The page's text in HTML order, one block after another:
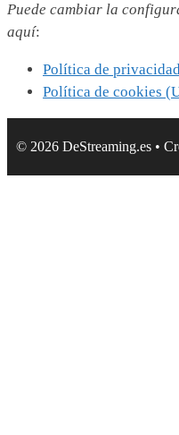
Puede cambiar la
aquí:
Política de
Política de cookies
© 2026 DeStreaming.es •